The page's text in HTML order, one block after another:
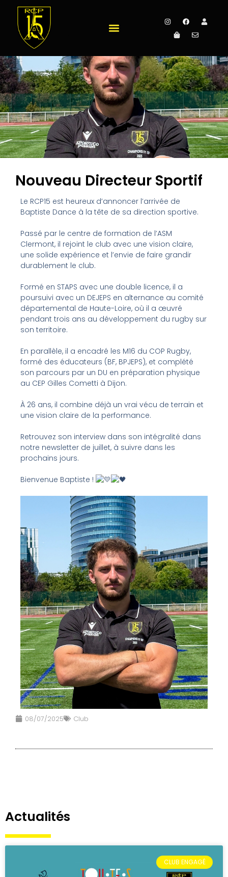
Nouveau Directeur Sportif
Le RCP15 est heureux d’annoncer l’arrivée de
Baptiste Dance à la tête de sa direction sportive.
Passé par le centre de formation de l’ASM
Clermont, il rejoint le club avec une vision claire,
une solide expérience et l’envie de faire grandir
durablement le club.
Formé en STAPS avec une double licence, il a
poursuivi avec un DEJEPS en alternance au comité
départemental de Haute-Loire, où il a œuvré
pendant trois ans au développement du rugby sur
son territoire.
En parallèle, il a encadré les M16 du COP Rugby,
formé des éducateurs (BF, BPJEPS), et complété
son parcours par un DU en préparation physique
au CEP Gilles Cometti à Dijon.
À 26 ans, il combine déjà un vrai vécu de terrain et
une vision claire de la performance.
Retrouvez son interview dans son intégralité dans
notre newsletter de juillet, à suivre dans les
prochains jours.
Bienvenue Baptiste !
08/07/2025 Club
Actualités
CLUB ENGAGÉ